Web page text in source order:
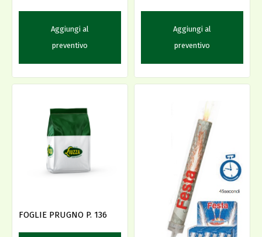
Aggiungi al
preventivo
Aggiungi al
preventivo
FOGLIE PRUGNO P. 136